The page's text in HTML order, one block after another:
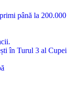
până la 200.000
în Turul 3 al Cupei